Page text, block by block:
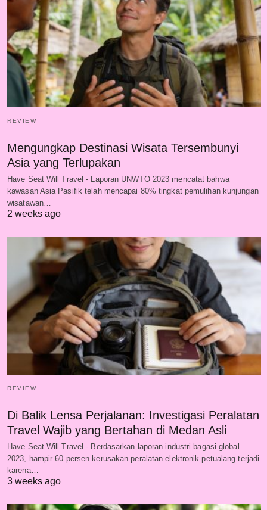
REVIEW
Mengungkap Destinasi Wisata Tersembunyi
Asia yang Terlupakan
Have Seat Will Travel - Laporan UNWTO 2023 mencatat bahwa
kawasan Asia Pasifik telah mencapai 80% tingkat pemulihan kunjungan
wisatawan…
2 weeks ago
REVIEW
Di Balik Lensa Perjalanan: Investigasi Peralatan
Travel Wajib yang Bertahan di Medan Asli
Have Seat Will Travel - Berdasarkan laporan industri bagasi global
2023, hampir 60 persen kerusakan peralatan elektronik petualang terjadi
karena…
3 weeks ago